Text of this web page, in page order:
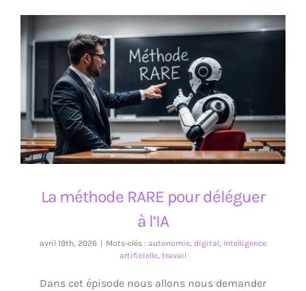
La méthode RARE pour déléguer à l’IA
La méthode RARE pour déléguer
à l’IA
avril 19th, 2026 Mots-clés : autonomie, digital, Intelligence
artificielle, travail
Dans cet épisode nous allons nous demander